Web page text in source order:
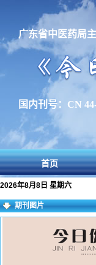
广东省中医药局
国内刊号：CN
首页
2026年8月8日 星期六
期刊图片